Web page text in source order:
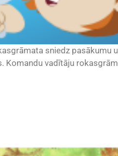
sniedz pasākumu
Komandu vadītāju